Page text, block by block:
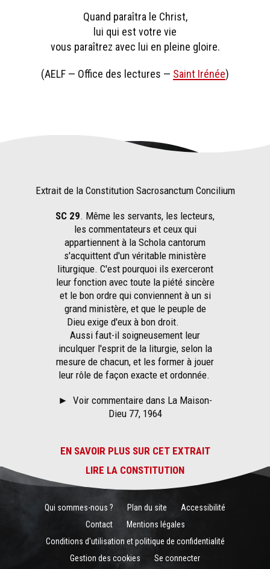
Quand paraîtra le Christ,
lui qui est votre vie
vous paraîtrez avec lui en pleine gloire.
(AELF — Office des lectures — Saint Irénée)
Extrait de la Constitution Sacrosanctum Concilium
SC 29. Même les servants, les lecteurs,
les commentateurs et ceux qui
appartiennent à la Schola cantorum
s'acquittent d'un véritable ministère
liturgique. C'est pourquoi ils exerceront
leur fonction avec toute la piété sincère
et le bon ordre qui conviennent à un si
grand ministère, et que le peuple de
Dieu exige d'eux à bon droit.
Aussi faut-il soigneusement leur
inculquer l'esprit de la liturgie, selon la
mesure de chacun, et les former à jouer
leur rôle de façon exacte et ordonnée.
► Voir commentaire dans La Maison-
Dieu 77, 1964
EN SAVOIR PLUS SUR CET EXTRAIT
LIRE LA CONSTITUTION
Qui sommes-nous ? Plan du site
Accessibilité
Contact
Mentions légales
Conditions d'utilisation et politique de confidentialité
Gestion des cookies
Se connecter